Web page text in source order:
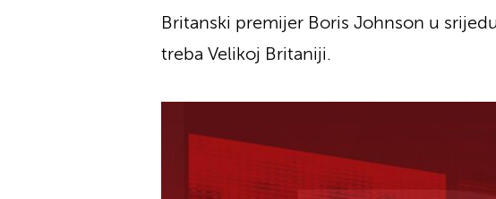
Britanski premijer Boris Johnson u
treba Velikoj Britaniji.